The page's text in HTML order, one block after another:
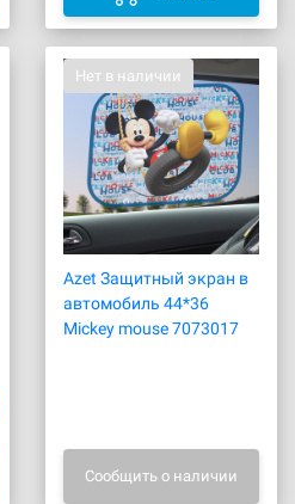
Нет в наличии
Azet Защитный экран в
автомобиль 44*36
Mickey mouse 7073017
Сообщить о наличии